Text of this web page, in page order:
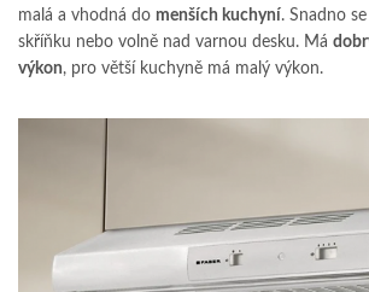
malá a vhodná do menších kuchyní. Snadno
skříňku nebo volně nad varnou desku. Má
výkon, pro větší kuchyně má malý výkon.